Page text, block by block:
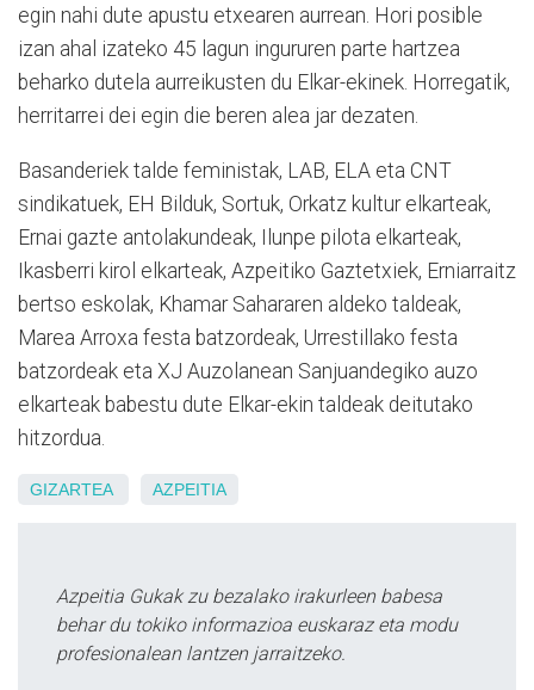
egin nahi dute apustu etxearen aurrean. Hori posible
izan ahal izateko 45 lagun ingururen parte hartzea
beharko dutela aurreikusten du Elkar-ekinek. Horregatik,
herritarrei dei egin die beren alea jar dezaten.
Basanderiek talde feministak, LAB, ELA eta CNT
sindikatuek, EH Bilduk, Sortuk, Orkatz kultur elkarteak,
Ernai gazte antolakundeak, Ilunpe pilota elkarteak,
Ikasberri kirol elkarteak, Azpeitiko Gaztetxiek, Erniarraitz
bertso eskolak, Khamar Sahararen aldeko taldeak,
Marea Arroxa festa batzordeak, Urrestillako festa
batzordeak eta XJ Auzolanean Sanjuandegiko auzo
elkarteak babestu dute Elkar-ekin taldeak deitutako
hitzordua.
GIZARTEA AZPEITIA
Azpeitia Gukak zu bezalako irakurleen babesa
behar du tokiko informazioa euskaraz eta modu
profesionalean lantzen jarraitzeko.